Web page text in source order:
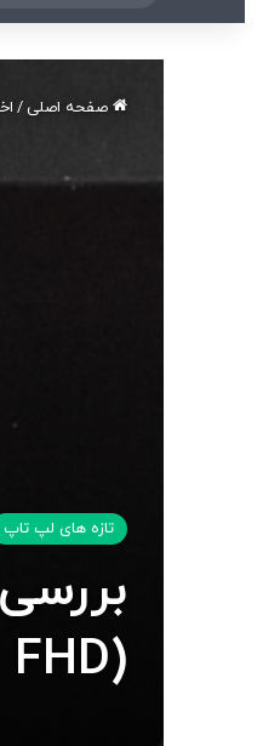
صفحه اصلی/
تازه های لپ تاپ
FHD)